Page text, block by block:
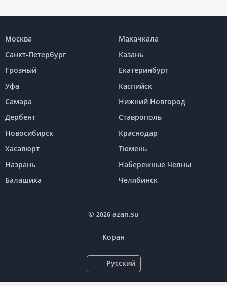
Москва
Махачкала
Санкт-Петербург
Казань
Грозный
Екатеринбург
Уфа
Каспийск
Самара
Нижний Новгород
Дербент
Ставрополь
Новосибирск
Краснодар
Хасавюрт
Тюмень
Назрань
Набережные Челны
Балашиха
Челябинск
© 2026 azan.su
Коран
Русский